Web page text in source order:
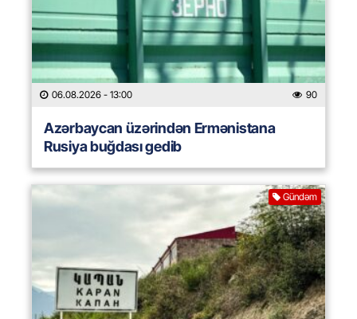
06.08.2026 - 13:00 90
Azərbaycan üzərindən Ermənistana
Rusiya buğdası gedib
Gündəm